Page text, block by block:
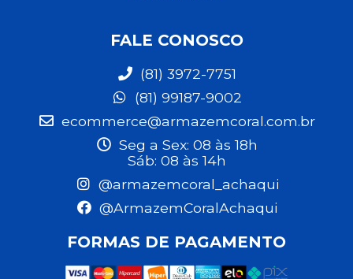
FALE CONOSCO
(81) 3972-7751
(81) 99187-9002
ecommerce@armazemcoral.com.br
Seg a Sex: 08 às 18h
Sáb: 08 às 14h
@armazemcoral_achaqui
@ArmazemCoralAchaqui
FORMAS DE PAGAMENTO